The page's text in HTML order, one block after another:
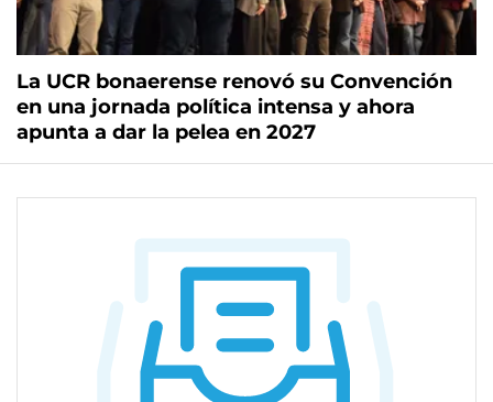
La UCR bonaerense renovó su Convención
en una jornada política intensa y ahora
apunta a dar la pelea en 2027